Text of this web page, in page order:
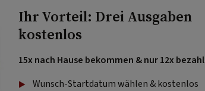
Ihr Vorteil: Drei Ausgaben
kostenlos
15x nach Hause bekommen & nur 12x
Wunsch-Startdatum wählen & kostenlos